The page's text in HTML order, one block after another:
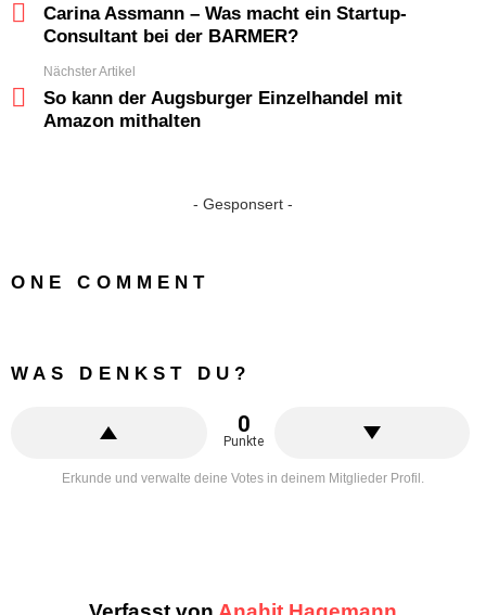
moreCarina Assmann – Was macht ein Startup-
Consultant bei der BARMER?
Nächster Artikel
So kann der Augsburger Einzelhandel mit
Amazon mithalten
- Gesponsert -
ONE COMMENT
WAS DENKST DU?
0
Punkte
Erkunde und verwalte deine Votes in deinem Mitglieder Profil.